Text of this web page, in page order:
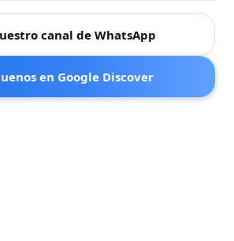
canal de WhatsApp
en Google Discover